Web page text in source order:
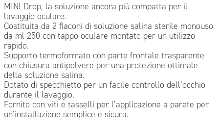
MINI Drop, la soluzione ancora più compatta per il
lavaggio oculare.
Costituita da 2 flaconi di soluzione salina sterile monouso
da ml 250 con tappo oculare montato per un utilizzo
rapido.
Supporto termoformato con parte frontale trasparente
con chiusura antipolvere per una protezione ottimale
della soluzione salina.
Dotato di specchietto per un facile controllo dell’occhio
durante il lavaggio.
Fornito con viti e tasselli per l’applicazione a parete per
un’installazione semplice e sicura.